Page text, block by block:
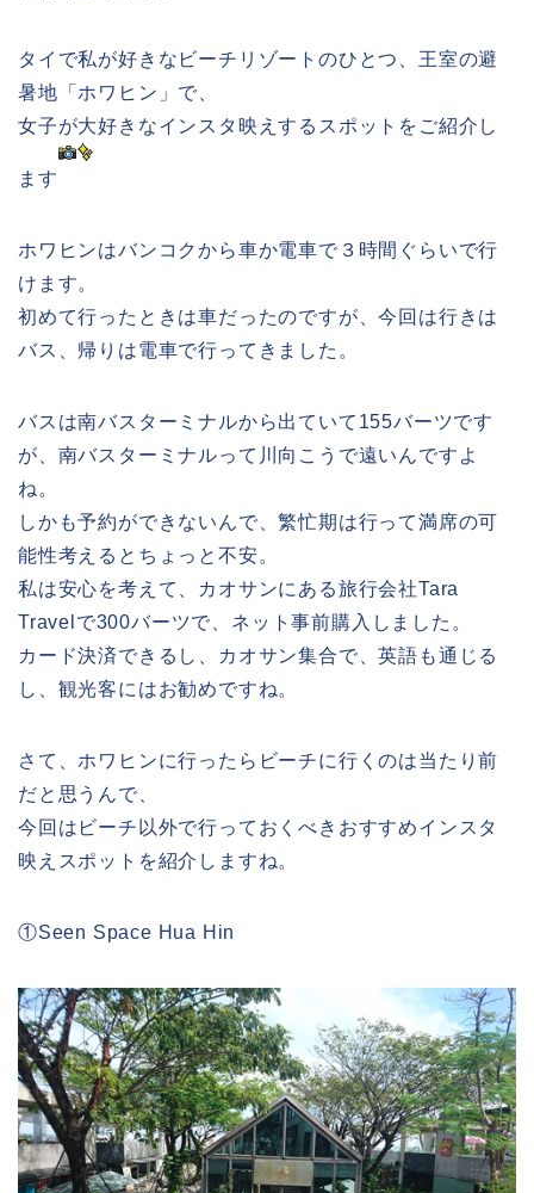
タイで私が好きなビーチリゾートのひとつ、王室の避
暑地「ホワヒン」で、
女子が大好きなインスタ映えするスポットをご紹介し
ます
ホワヒンはバンコクから車か電車で３時間ぐらいで行
けます。
初めて行ったときは車だったのですが、今回は行きは
バス、帰りは電車で行ってきました。
バスは南バスターミナルから出ていて155バーツです
が、南バスターミナルって川向こうで遠いんですよ
ね。
しかも予約ができないんで、繁忙期は行って満席の可
能性考えるとちょっと不安。
私は安心を考えて、カオサンにある旅行会社Tara
Travelで300バーツで、ネット事前購入しました。
カード決済できるし、カオサン集合で、英語も通じる
し、観光客にはお勧めですね。
さて、ホワヒンに行ったらビーチに行くのは当たり前
だと思うんで、
今回はビーチ以外で行っておくべきおすすめインスタ
映えスポットを紹介しますね。
①Seen Space Hua Hin